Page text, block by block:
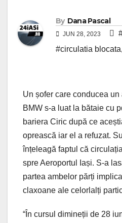
By Dana Pascal
JUN 28, 2023
#circulatia blocata,
Un șofer care conducea un
BMW s-a luat la bătaie cu
bariera Ciric după ce
oprească iar el a refuzat.
înțeleagă faptul că
spre Aeroportul Iași. S-a
partea ambelor părți
claxoane ale celorlalți
“În cursul dimineții de 28